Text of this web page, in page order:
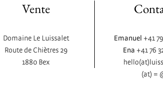
Domaine Le Luissalet
Route de Chiètres 29
1880 Bex
Vente
Emanuel +41
Ena +41 76
(at) =